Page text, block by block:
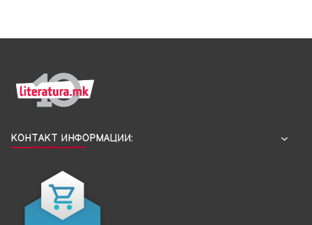
КОНТАКТ ИНФОРМАЦИИ: